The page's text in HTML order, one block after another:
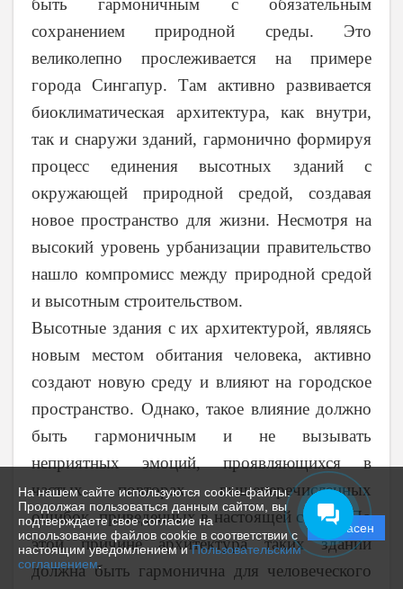
На нашем сайте используются cookie-файлы.
Продолжая пользоваться данным сайтом, вы
подтверждаете свое согласие на
использование файлов cookie в соответствии с
настоящим уведомлением иПользовательским
соглашением.
Согласен
быть гармоничным с обязательным
сохранением природной среды. Это
великолепно прослеживается на примере
города Сингапур. Там активно развивается
биоклиматическая архитектура, как внутри,
так и снаружи зданий, гармонично формируя
процесс единения высотных зданий с
окружающей природной средой, создавая
новое пространство для жизни. Несмотря на
высокий уровень урбанизации правительство
нашло компромисс между природной средой
и высотным строительством.
Высотные здания с их архитектурой, являясь
новым местом обитания человека, активно
создают новую среду и влияют на городское
пространство. Однако, такое влияние должно
быть гармоничным и не вызывать
неприятных эмоций, проявляющихся в
частых повторах вышеперечисленных
ошибок, приведенных в настоящей статье. По
этой причине архитектура таких зданий
должна быть гармонична для человеческого